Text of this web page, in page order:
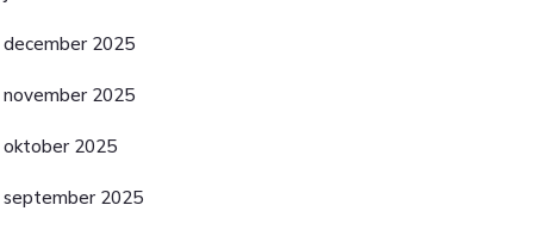
december 2025
november 2025
oktober 2025
september 2025